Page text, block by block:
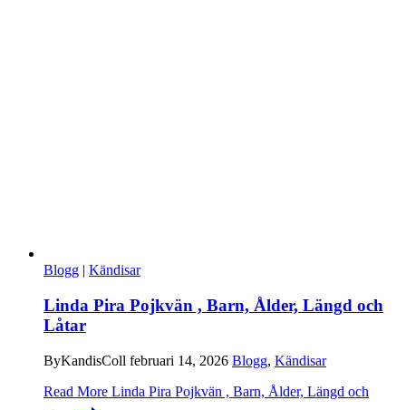
Blogg | Kändisar
Linda Pira Pojkvän , Barn, Ålder, Längd och
Låtar
ByKandisColl februari 14, 2026 Blogg, Kändisar
Read More Linda Pira Pojkvän , Barn, Ålder, Längd och